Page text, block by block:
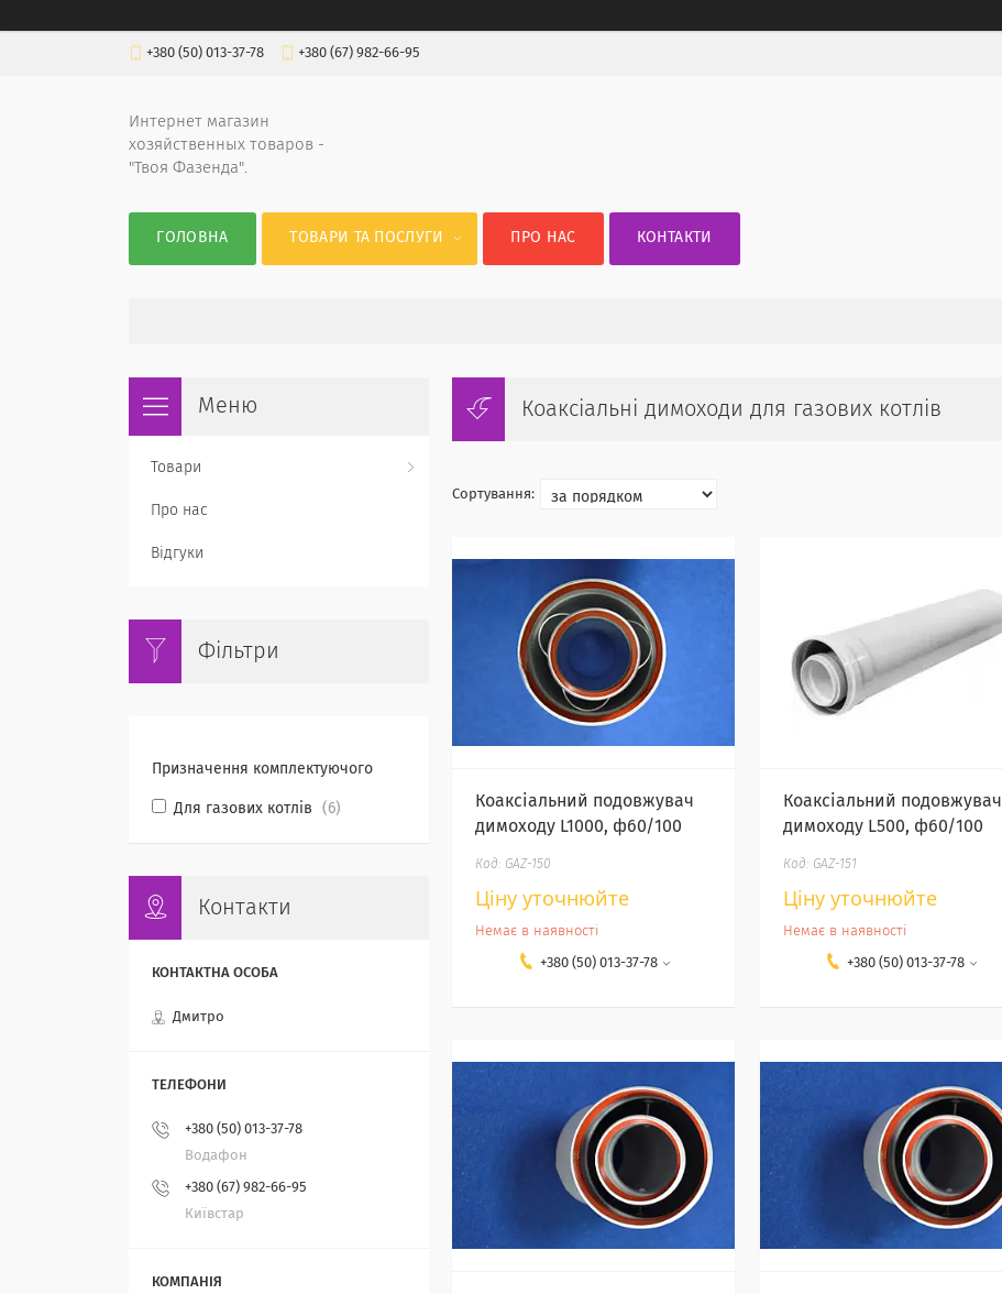
+380 (50) 013-37-78 +380 (67) 982-66-95
Интернет магазин
хозяйственных товаров -
"Твоя Фазенда".
ГОЛОВНА ТОВАРИ ТА ПОСЛУГИ ПРО НАС КОНТАКТИ
Коаксіальні димоходи для газових котлів
Коаксіальний подовжувач
димоходу L1000, ф60/100
GAZ-150
Ціну уточнюйте
Немає в наявності
+380 (50) 013-37-78
Коаксіальний подовжувач
димоходу L500, ф60/100
GAZ-151
Ціну уточнюйте
Немає в наявності
+380 (50) 013-37-78
Товари
Про нас
Відгуки
Фільтри
Призначення комплектуючого
Для газових котлів 6
Контакти
Дмитро
+380 (50) 013-37-78
Водафон
+380 (67) 982-66-95
Київстар